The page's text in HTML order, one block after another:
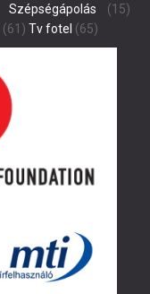
Szépségápolás (15)
(61) Tv fotel (65)